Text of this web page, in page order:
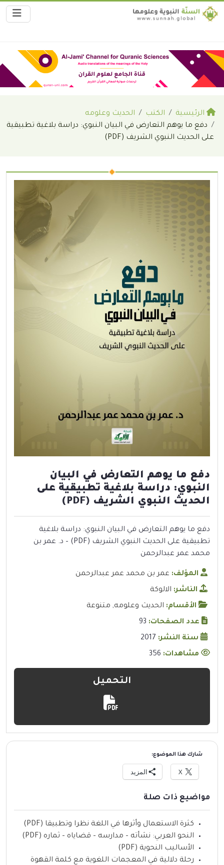
الرئيسية الكتب
الحديث وعلومه
دفع ما يوهم التعارض في البيان النبوي: دراسة بلاغية تطبيقية
على الحديث النبوي الشريف (PDF)
دفع ما يوهم التعارض في البيان
النبوي: دراسة بلاغية تطبيقية على
الحديث النبوي الشريف (PDF)
دفع ما يوهم التعارض في البيان النبوي: دراسة بلاغية
تطبيقية على الحديث النبوي الشريف (PDF) – د. عمر بن
محمد عمر عبدالرحمن
المؤلف: عمر بن محمد عمر عبدالرحمن
الناشر: الالوكة
الأقسام: الحديث وعلومه, متنوعة
عدد الصفحات: 93
سنة النشر: 2017
مشاهدات:
التحميل
شارك هذا الموضوع:
X المزيد
مواضيع ذات صلة
كثرة الاستعمال وأثرها في اللغة نظرا وتطبيقا (PDF)
النحو العربي: نشأته – مدارسه – قضاياه – ثماره (PDF)
الأساليب النحوية (PDF)
رحلة دلالية في المعجمات اللغوية مع كلمة القهوة